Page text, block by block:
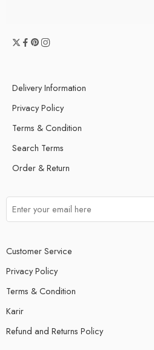
Delivery Information
Privacy Policy
Terms & Condition
Search Terms
Order & Return
Customer Service
Privacy Policy
Terms & Condition
Karir
Refund and Returns Policy